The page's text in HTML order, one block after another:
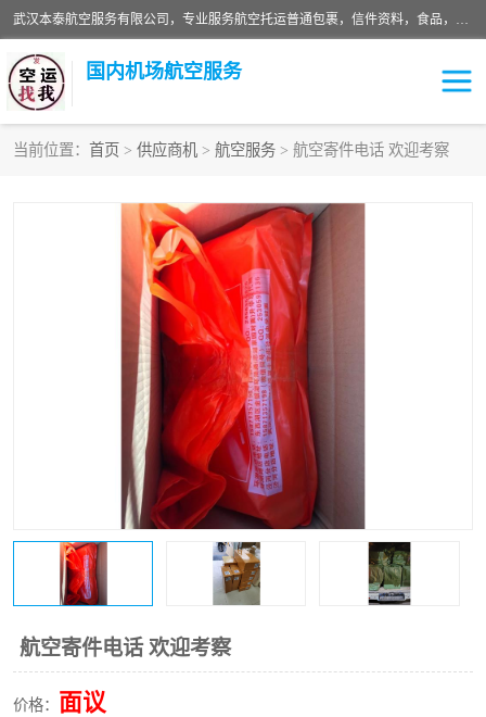
武汉本泰航空服务有限公司，专业服务航空托运普通包裹，信件资料，食品，服装，快消品等运输的专线空运，完善的网络服务确保为客户提供准确、*、安全的“门对门”服务，本着“诚信为本、精诚合作”的服务宗旨.“以安全运输为保障，以运价合理要求市场”的经营理念。武汉机场货运、武汉航空物流、武汉空运、武汉天河国际机场东方、南方、国际航空、机场空运业务覆盖国内二三线机场城市，如：武汉-敦煌、武汉-柳州等
国内机场航空服务
当前位置： 首页 > 供应商机 > 航空服务 > 航空寄件电话 欢迎考察
航空寄件电话 欢迎考察
价格： 面议